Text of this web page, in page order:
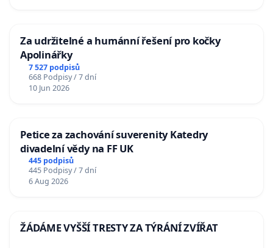
Za udržitelné a humánní řešení pro kočky
Apolinářky
7 527 podpisů
668 Podpisy / 7 dní
10 Jun 2026
Petice za zachování suverenity Katedry
divadelní vědy na FF UK
445 podpisů
445 Podpisy / 7 dní
6 Aug 2026
ŽÁDÁME VYŠŠÍ TRESTY ZA TÝRÁNÍ ZVÍŘAT